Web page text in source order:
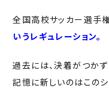
全国高校サッカー選手
いうレギュレーション。
過去には、決着がつか
記憶に新しいのはこのシ